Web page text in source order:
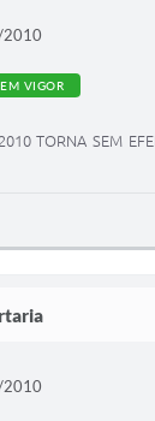
EM VIGOR
TORNA SEM